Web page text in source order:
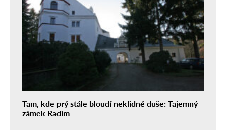
Tam, kde prý stále bloudí neklidné duše: Tajemný
zámek Radim